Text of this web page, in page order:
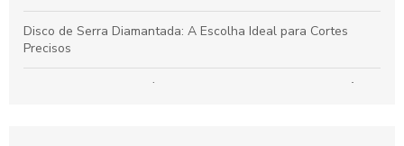
Disco de Serra Diamantada: A Escolha Ideal para Cortes
Precisos
Dressador de Rebolo é fundamental para garantir a eficiência